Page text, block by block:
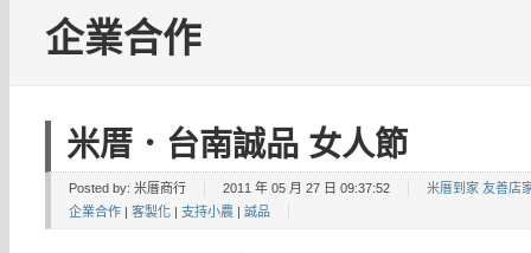
企業合作
米厝．台南誠品 女人節
Posted by: 米厝商行 2011 年 05 月 27 日 09:37:52
米厝到家 友善店
企業合作 | 客製化 | 支持小農 | 誠品